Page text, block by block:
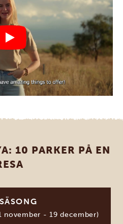
10 PARKER PÅ EN
november - 19 december)